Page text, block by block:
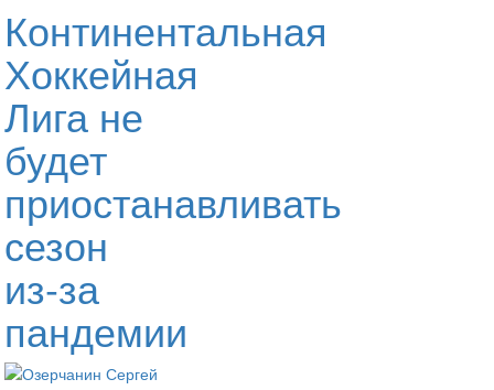
Континентальная
Хоккейная
Лига не
будет
приостанавливать
сезон
из-за
пандемии